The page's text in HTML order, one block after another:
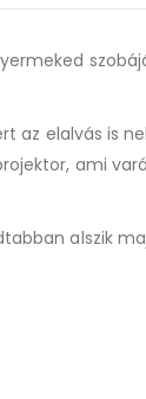
az elalvás is
ami
alszik